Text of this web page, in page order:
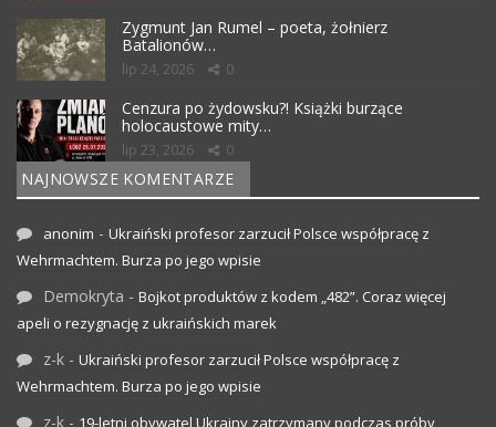
Zygmunt Jan Rumel – poeta, żołnierz
Batalionów…
lip 24, 2026 0
Cenzura po żydowsku?! Książki burzące
holocaustowe mity…
lip 23, 2026 0
NAJNOWSZE KOMENTARZE
anonim - Ukraiński profesor zarzucił Polsce współpracę z
Wehrmachtem. Burza po jego wpisie
Demokryta - Bojkot produktów z kodem „482”. Coraz więcej
apeli o rezygnację z ukraińskich marek
z-k - Ukraiński profesor zarzucił Polsce współpracę z
Wehrmachtem. Burza po jego wpisie
z-k - 19-letni obywatel Ukrainy zatrzymany podczas próby